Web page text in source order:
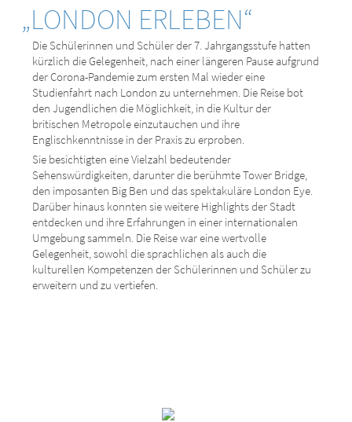
„LONDON ERLEBEN“
Die Schülerinnen und Schüler der 7. Jahrgangsstufe hatten
kürzlich die Gelegenheit, nach einer längeren Pause aufgrund
der Corona-Pandemie zum ersten Mal wieder eine
Studienfahrt nach London zu unternehmen. Die Reise bot
den Jugendlichen die Möglichkeit, in die Kultur der
britischen Metropole einzutauchen und ihre
Englischkenntnisse in der Praxis zu erproben.
Sie besichtigten eine Vielzahl bedeutender
Sehenswürdigkeiten, darunter die berühmte Tower Bridge,
den imposanten Big Ben und das spektakuläre London Eye.
Darüber hinaus konnten sie weitere Highlights der Stadt
entdecken und ihre Erfahrungen in einer internationalen
Umgebung sammeln. Die Reise war eine wertvolle
Gelegenheit, sowohl die sprachlichen als auch die
kulturellen Kompetenzen der Schülerinnen und Schüler zu
erweitern und zu vertiefen.